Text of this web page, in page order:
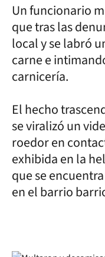
Un funcionario
que tras las
local y se labró
carne e
carnicería.
El hecho
se viralizó un
roedor en
exhibida en la
que se
en el barrio